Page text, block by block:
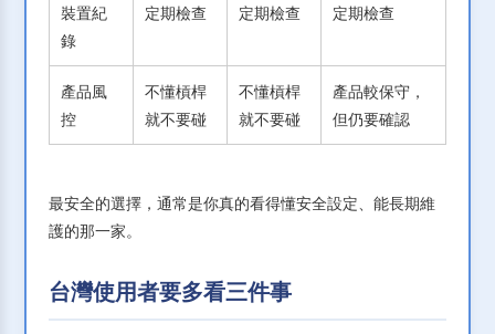
裝置紀
錄
定期檢查 定期檢查 定期檢查
產品風
控
不懂槓桿
就不要碰
不懂槓桿
就不要碰
產品較保守，
但仍要確認
最安全的選擇，通常是你真的看得懂安全設定、能長期維
護的那一家。
台灣使用者要多看三件事